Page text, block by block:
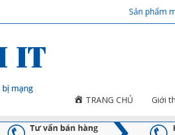
Sản phẩm
TRANG CHỦ Giới